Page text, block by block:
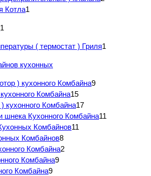
Котла1
1
( термостат ) Гриля1
кухонных
) кухонного Комбайна9
Комбайна15
кухонного Комбайна17
Кухонного Комбайна11
Комбайнов11
Комбайнов8
Комбайна2
Комбайна9
Комбайна9